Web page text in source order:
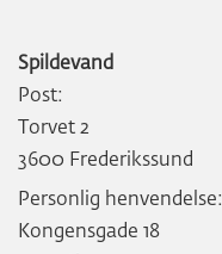
Spildevand
Post:
Torvet 2
3600 Frederikssund
Personlig henvendelse:
Kongensgade 18